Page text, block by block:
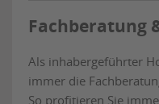
Fachberatung
Als inhabergeführter
immer die
So profitieren Sie